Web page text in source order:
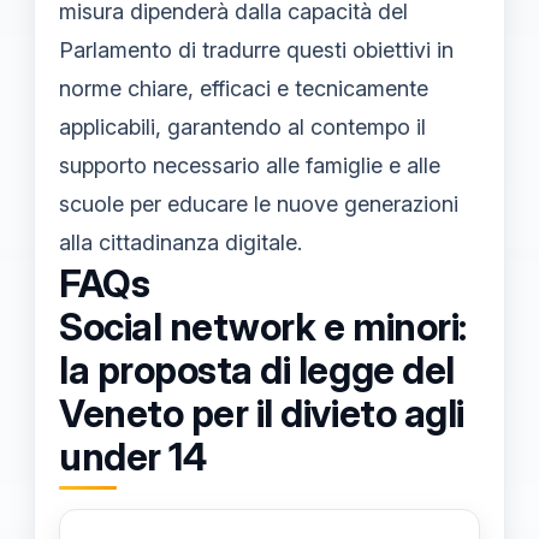
misura dipenderà dalla capacità del
Parlamento di tradurre questi obiettivi in
norme chiare, efficaci e tecnicamente
applicabili, garantendo al contempo il
supporto necessario alle famiglie e alle
scuole per educare le nuove generazioni
alla cittadinanza digitale.
FAQs
Social network e minori:
la proposta di legge del
Veneto per il divieto agli
under 14